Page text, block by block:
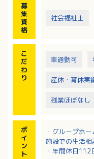
募
集
資
格
社会福祉士
こ
だ
わ
り
車通勤可
産休・育休実
残業ほぼなし
ポ
イ
ン
ト
・グループホ
施設での生活相
・年間休日